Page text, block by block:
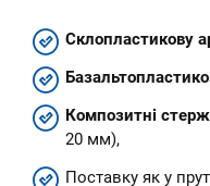
Склопластикову
Композитні
20 мм),
Поставку як у